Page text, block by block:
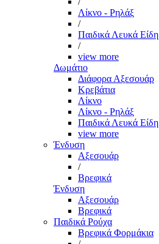
Λίκνο - Ρηλάξ
/
Παιδικά Λευκά Είδη
/
view more
Δωμάτιο
Διάφορα Αξεσουάρ
Κρεβάτια
Λίκνο
Λίκνο - Ρηλάξ
Παιδικά Λευκά Είδη
view more
Ένδυση
Αξεσουάρ
/
Βρεφικά
Ένδυση
Αξεσουάρ
Βρεφικά
Παιδικά Ρούχα
Βρεφικά Φορμάκια